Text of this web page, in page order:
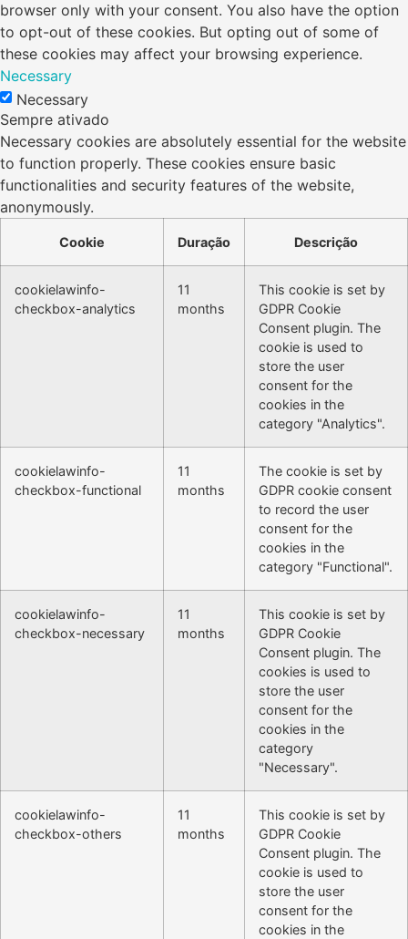
browser only with your consent. You also have the option
to opt-out of these cookies. But opting out of some of
these cookies may affect your browsing experience.
Necessary
Necessary
Sempre ativado
Necessary cookies are absolutely essential for the website
to function properly. These cookies ensure basic
functionalities and security features of the website,
anonymously.
Cookie Duração Descrição
cookielawinfo-
checkbox-analytics
11
months
This cookie is set by
GDPR Cookie
Consent plugin. The
cookie is used to
store the user
consent for the
cookies in the
category "Analytics".
cookielawinfo-
checkbox-functional
11
months
The cookie is set by
GDPR cookie consent
to record the user
consent for the
cookies in the
category "Functional".
cookielawinfo-
checkbox-necessary
11
months
This cookie is set by
GDPR Cookie
Consent plugin. The
cookies is used to
store the user
consent for the
cookies in the
category
"Necessary".
cookielawinfo-
checkbox-others
11
months
This cookie is set by
GDPR Cookie
Consent plugin. The
cookie is used to
store the user
consent for the
cookies in the